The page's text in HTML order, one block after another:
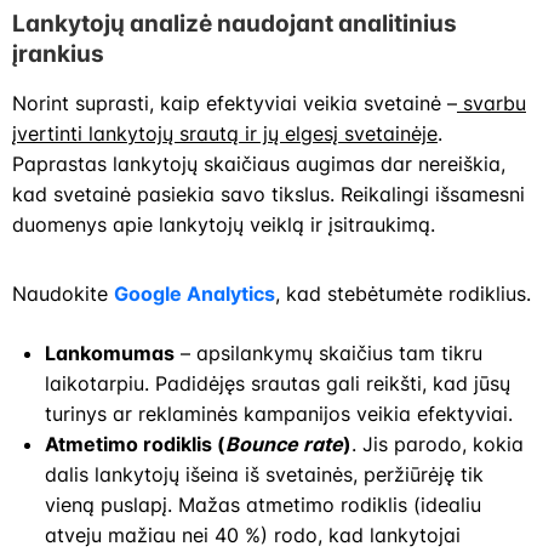
Lankytojų analizė naudojant analitinius
įrankius
Norint suprasti, kaip efektyviai veikia svetainė – svarbu
įvertinti lankytojų srautą ir jų elgesį svetainėje.
Paprastas lankytojų skaičiaus augimas dar nereiškia,
kad svetainė pasiekia savo tikslus. Reikalingi išsamesni
duomenys apie lankytojų veiklą ir įsitraukimą.
Naudokite Google Analytics, kad stebėtumėte rodiklius.
Lankomumas – apsilankymų skaičius tam tikru
laikotarpiu. Padidėjęs srautas gali reikšti, kad jūsų
turinys ar reklaminės kampanijos veikia efektyviai.
Atmetimo rodiklis (Bounce rate). Jis parodo, kokia
dalis lankytojų išeina iš svetainės, peržiūrėję tik
vieną puslapį. Mažas atmetimo rodiklis (idealiu
atveju mažiau nei 40 %) rodo, kad lankytojai